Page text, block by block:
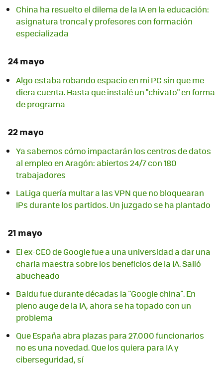
China ha resuelto el dilema de la IA en la educación:
asignatura troncal y profesores con formación
especializada
24 mayo
Algo estaba robando espacio en mi PC sin que me
diera cuenta. Hasta que instalé un "chivato" en forma
de programa
22 mayo
Ya sabemos cómo impactarán los centros de datos
al empleo en Aragón: abiertos 24/7 con 180
trabajadores
LaLiga quería multar a las VPN que no bloquearan
IPs durante los partidos. Un juzgado se ha plantado
21 mayo
El ex-CEO de Google fue a una universidad a dar una
charla maestra sobre los beneficios de la IA. Salió
abucheado
Baidu fue durante décadas la "Google china". En
pleno auge de la IA, ahora se ha topado con un
problema
Que España abra plazas para 27.000 funcionarios
no es una novedad. Que los quiera para IA y
ciberseguridad, sí